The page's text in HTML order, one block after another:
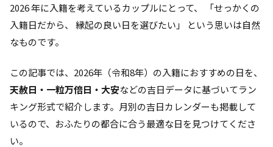
2026 年に入籍を考えているカップルにとって、 「せっかくの
入籍日だから、 縁起の良い日を選びたい」 という思いは自然
なものです。
この記事では、2026年（令和8年）の入籍におすすめの日を、
天赦日・一粒万倍日・大安などの吉日データに基づいてラン
キング形式で紹介します。月別の吉日カレンダーも掲載して
いるので、おふたりの都合に合う最適な日を見つけてくださ
い。